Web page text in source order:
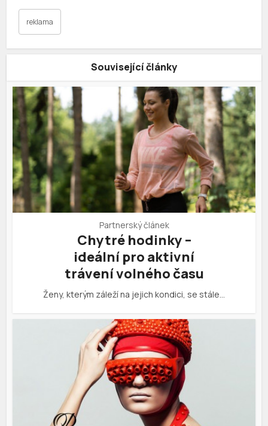
reklama
Související články
Partnerský článek
Chytré hodinky –
ideální pro aktivní
trávení volného času
Ženy, kterým záleží na jejich kondici, se stále…